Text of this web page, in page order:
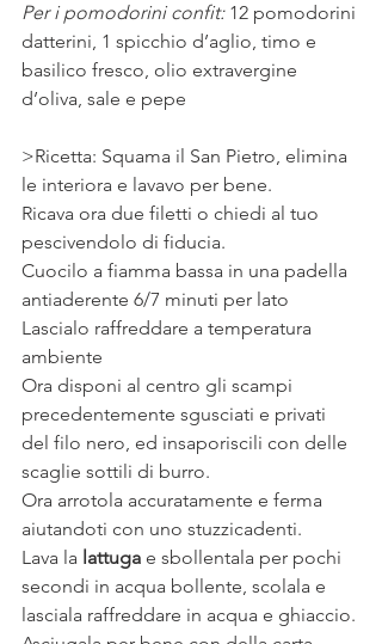
Per i pomodorini confit: 12 pomodorini
datterini, 1 spicchio d’aglio, timo e
basilico fresco, olio extravergine
d’oliva, sale e pepe
>Ricetta: Squama il San Pietro, elimina
le interiora e lavavo per bene.
Ricava ora due filetti o chiedi al tuo
pescivendolo di fiducia.
Cuocilo a fiamma bassa in una padella
antiaderente 6/7 minuti per lato
Lascialo raffreddare a temperatura
ambiente
Ora disponi al centro gli scampi
precedentemente sgusciati e privati
del filo nero, ed insaporiscili con delle
scaglie sottili di burro.
Ora arrotola accuratamente e ferma
aiutandoti con uno stuzzicadenti.
Lava la lattuga e sbollentala per pochi
secondi in acqua bollente, scolala e
lasciala raffreddare in acqua e ghiaccio.